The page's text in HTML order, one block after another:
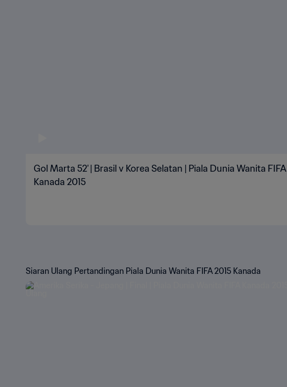
Gol Marta 52' | Brasil v Korea Selatan | Piala Dunia Wanita FIFA
Kanada 2015
Siaran Ulang Pertandingan Piala Dunia Wanita FIFA 2015 Kanada